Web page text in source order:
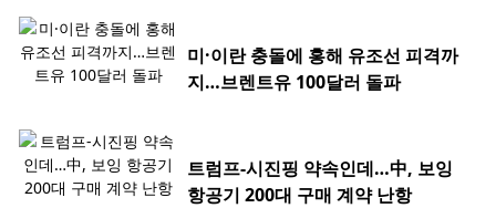
미·이란 충돌에 홍해 유조선 피격까
지…브렌트유 100달러 돌파
트럼프-시진핑 약속인데…中, 보잉
항공기 200대 구매 계약 난항